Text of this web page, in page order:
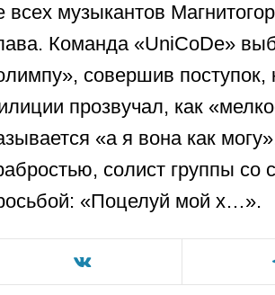
всех музыкантов
Команда «UniСoDe»
совершив
прозвучал, как
«а я вона как
солист группы со
«Поцелуй мой х…».